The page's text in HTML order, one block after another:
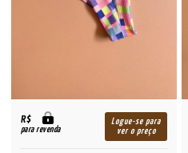
R$
para revenda
Logue-se para
ver o preço